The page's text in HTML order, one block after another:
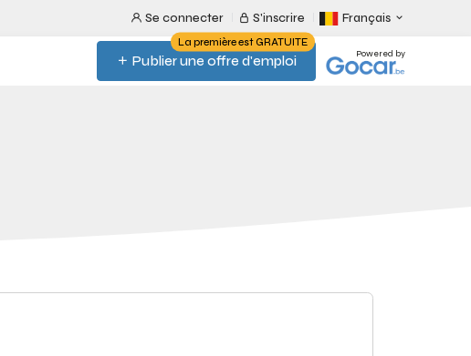
Se connecter S'inscrire Français
Publier une offre d'emploi
La première est GRATUITE
Powered by